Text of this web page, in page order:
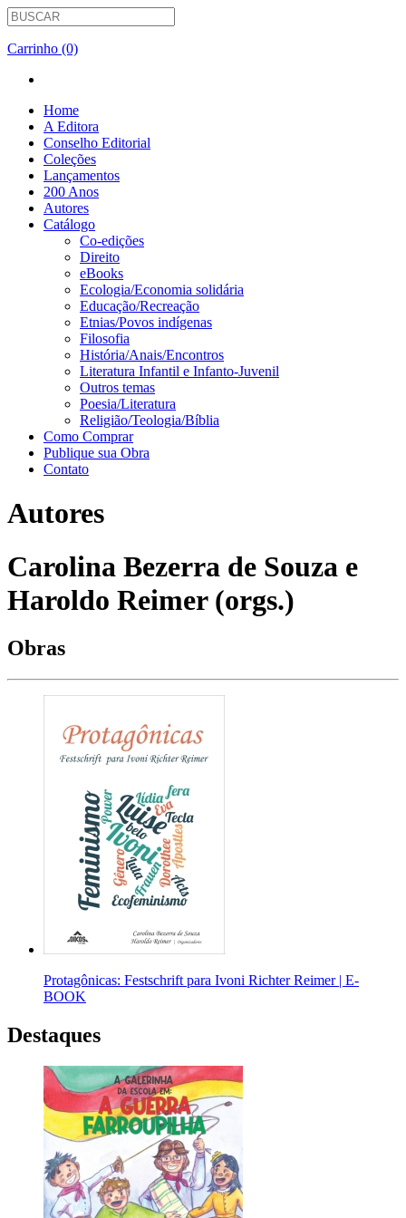
Carrinho (0)
Home
A Editora
Conselho Editorial
Coleções
Lançamentos
200 Anos
Autores
Catálogo
Co-edições
Direito
eBooks
Ecologia/Economia solidária
Educação/Recreação
Etnias/Povos indígenas
Filosofia
História/Anais/Encontros
Literatura Infantil e Infanto-Juvenil
Outros temas
Poesia/Literatura
Religião/Teologia/Bíblia
Como Comprar
Publique sua Obra
Contato
Autores
Carolina Bezerra de Souza e
Haroldo Reimer (orgs.)
Obras
Protagônicas: Festschrift para Ivoni Richter Reimer | E-
BOOK
Destaques